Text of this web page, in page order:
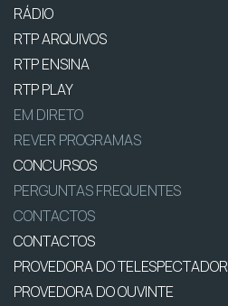
RÁDIO
RTP ARQUIVOS
RTP ENSINA
RTP PLAY
EM DIRETO
REVER PROGRAMAS
CONCURSOS
PERGUNTAS FREQUENTES
CONTACTOS
CONTACTOS
PROVEDORA DO TELESPECTADOR
PROVEDORA DO OUVINTE